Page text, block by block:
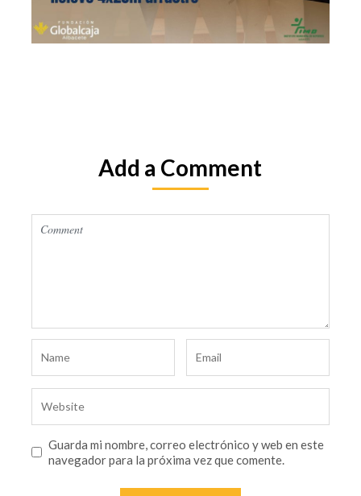
Add a Comment
Guarda mi nombre, correo electrónico y web en este
navegador para la próxima vez que comente.